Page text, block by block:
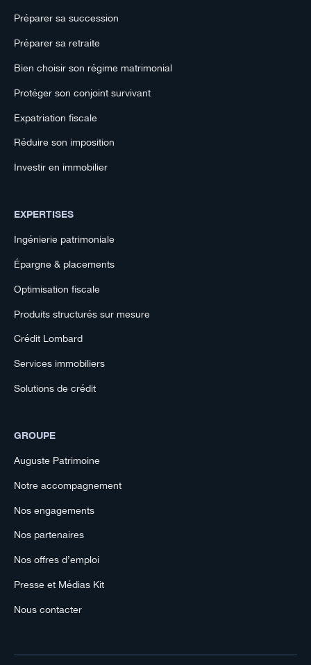
Préparer sa succession
Préparer sa retraite
Bien choisir son régime matrimonial
Protéger son conjoint survivant
Expatriation fiscale
Réduire son imposition
Investir en immobilier
EXPERTISES
Ingénierie patrimoniale
Épargne & placements
Optimisation fiscale
Produits structurés sur mesure
Crédit Lombard
Services immobiliers
Solutions de crédit
GROUPE
Auguste Patrimoine
Notre accompagnement
Nos engagements
Nos partenaires
Nos offres d’emploi
Presse et Médias Kit
Nous contacter